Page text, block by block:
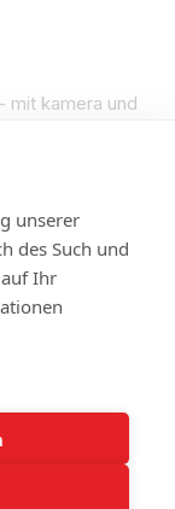
mit kamera und
Autoglas
unserer
des Such und
Ihr